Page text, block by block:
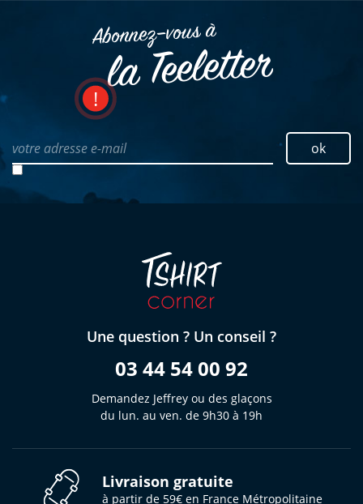
Abonnez–vous à
la Teeletter
votre adresse e-mail ok
Une question ? Un conseil ?
03 44 54 00 92
Demandez Jeffrey ou des glaçons
du lun. au ven. de 9h30 à 19h
Livraison gratuite
à partir de 59€ en France Métropolitaine